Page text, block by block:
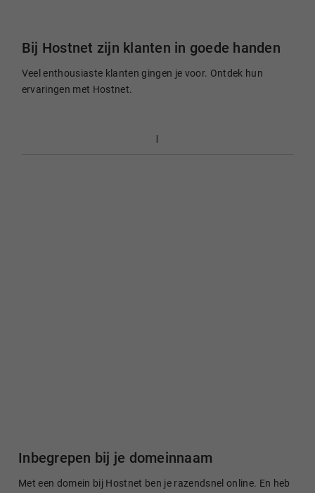
Bij Hostnet zijn klanten in goede handen
Veel enthousiaste klanten gingen je voor. Ontdek hun
ervaringen met Hostnet.
Inbegrepen bij je domeinnaam
Met een domein bij Hostnet ben je razendsnel online. En heb